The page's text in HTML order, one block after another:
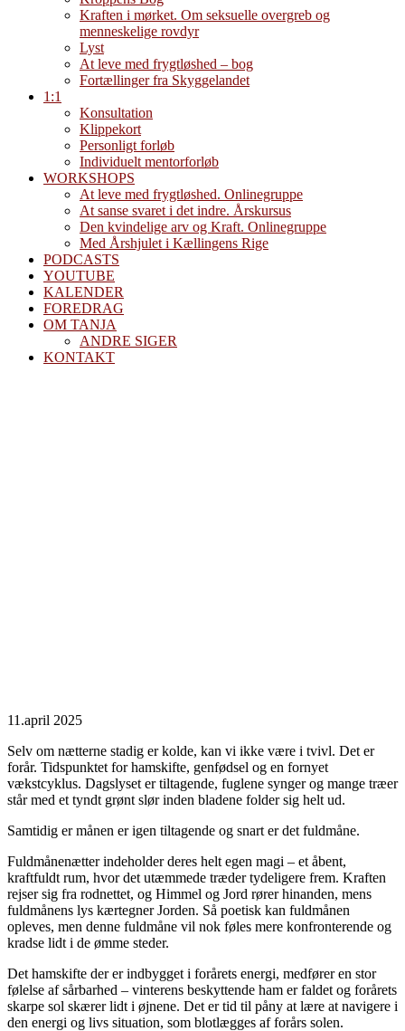
Kraften i mørket. Om seksuelle overgreb og
menneskelige rovdyr
Lyst
At leve med frygtløshed – bog
Fortællinger fra Skyggelandet
1:1
Konsultation
Klippekort
Personligt forløb
Individuelt mentorforløb
WORKSHOPS
At leve med frygtløshed. Onlinegruppe
At sanse svaret i det indre. Årskursus
Den kvindelige arv og Kraft. Onlinegruppe
Med Årshjulet i Kællingens Rige
PODCASTS
YOUTUBE
KALENDER
FOREDRAG
OM TANJA
ANDRE SIGER
KONTAKT
11.april 2025
Selv om nætterne stadig er kolde, kan vi ikke være i tvivl. Det er
forår. Tidspunktet for hamskifte, genfødsel og en fornyet
vækstcyklus. Dagslyset er tiltagende, fuglene synger og mange træer
står med et tyndt grønt slør inden bladene folder sig helt ud.
Samtidig er månen er igen tiltagende og snart er det fuldmåne.
Fuldmånenætter indeholder deres helt egen magi – et åbent,
kraftfuldt rum, hvor det utæmmede træder tydeligere frem. Kraften
rejser sig fra rodnettet, og Himmel og Jord rører hinanden, mens
fuldmånens lys kærtegner Jorden. Så poetisk kan fuldmånen
opleves, men denne fuldmåne vil nok føles mere konfronterende og
kradse lidt i de ømme steder.
Det hamskifte der er indbygget i forårets energi, medfører en stor
følelse af sårbarhed – vinterens beskyttende ham er faldet og forårets
skarpe sol skærer lidt i øjnene. Det er tid til påny at lære at navigere i
den energi og livs situation, som blotlægges af forårs solen.